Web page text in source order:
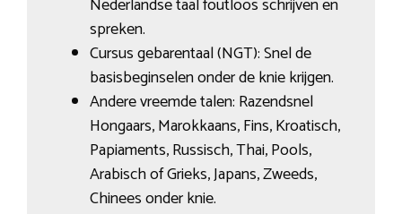
Nederlandse taal foutloos schrijven en
spreken.
Cursus gebarentaal (NGT): Snel de
basisbeginselen onder de knie krijgen.
Andere vreemde talen: Razendsnel
Hongaars, Marokkaans, Fins, Kroatisch,
Papiaments, Russisch, Thai, Pools,
Arabisch of Grieks, Japans, Zweeds,
Chinees onder knie.